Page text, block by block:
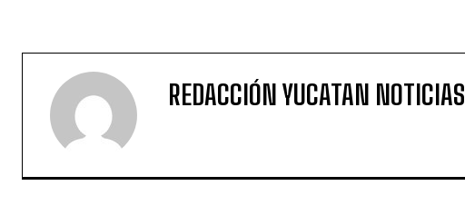
REDACCIÓN YUCATAN NOTICIAS